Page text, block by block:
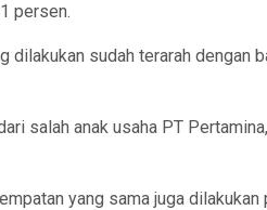
persen.
sudah terarah dengan
salah anak usaha PT
yang sama juga dilakukan